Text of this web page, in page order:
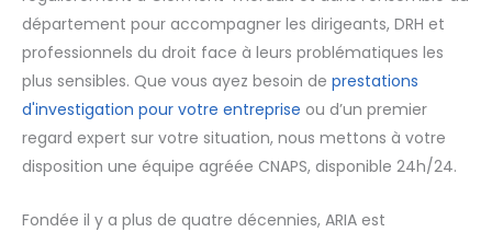
département pour accompagner les dirigeants, DRH et
professionnels du droit face à leurs problématiques les
plus sensibles. Que vous ayez besoin de prestations
d'investigation pour votre entreprise ou d’un premier
regard expert sur votre situation, nous mettons à votre
disposition une équipe agréée CNAPS, disponible 24h/24.
Fondée il y a plus de quatre décennies, ARIA est